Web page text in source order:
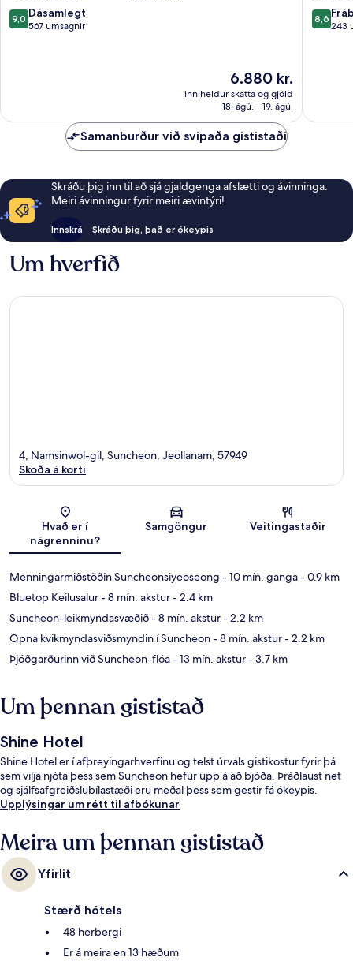
9.0
af
9,0 Dásamlegt
567 umsagnir
Verðið
er
6.880 kr.
6.880 kr.
inniheldur skatta og gjöld
18. ágú. - 19. ágú.
8.6
af
8,6
243
Samanburður við svipaða gististaði
Skráðu þig inn til að sjá gjaldgenga afslætti og ávinninga.
Meiri ávinningur fyrir meiri ævintýri!
Innskrá Skráðu þig, það er ókeypis
Um hverfið
Kort
4, Namsinwol-gil, Suncheon, Jeollanam, 57949
Skoða á korti
Hvað er í
nágrenninu?
Samgöngur Veitingastaðir
Menningarmiðstöðin Suncheonsiyeoseong - 10 mín. ganga- 0.9 km
Bluetop Keilusalur- 8 mín. akstur- 2.4 km
Suncheon-leikmyndasvæðið- 8 mín. akstur- 2.2 km
Opna kvikmyndasviðsmyndin í Suncheon- 8 mín. akstur- 2.2 km
Þjóðgarðurinn við Suncheon-flóa- 13 mín. akstur- 3.7 km
Um þennan gististað
Shine Hotel
Shine Hotel er í afþreyingarhverfinu og telst úrvals gistikostur fyrir þá
sem vilja njóta þess sem Suncheon hefur upp á að bjóða. Þráðlaust net
og sjálfsafgreiðslubílastæði eru meðal þess sem gestir fá ókeypis.
Upplýsingar um rétt til afbókunar
Meira um þennan gististað
Yfirlit
Stærð hótels
48 herbergi
Er á meira en 13 hæðum